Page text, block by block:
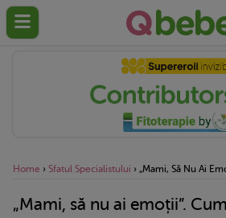
Home › Sfatul Specialistului › „Mami, Să Nu Ai
„Mami, să nu ai emoții”.